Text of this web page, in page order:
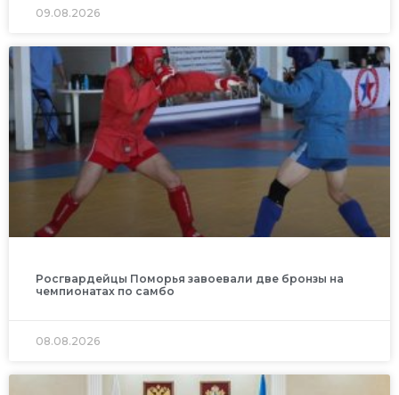
09.08.2026
Росгвардейцы Поморья завоевали две бронзы на
чемпионатах по самбо
08.08.2026